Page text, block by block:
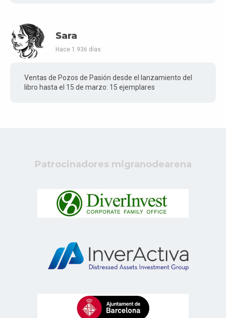
Sara
Hace 1.936 días
Ventas de Pozos de Pasión desde el lanzamiento del
libro hasta el 15 de marzo: 15 ejemplares
Patrocinadores migranodearena